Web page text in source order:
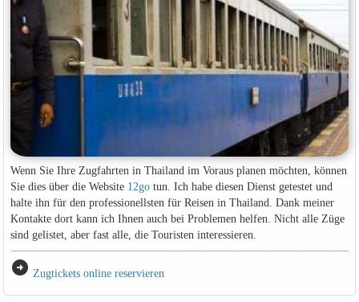
Wenn Sie Ihre Zugfahrten in Thailand im Voraus planen möchten, können
Sie dies über die Website 12gotun. Ich habe diesen Dienst getestet und
halte ihn für den professionellsten für Reisen in Thailand. Dank meiner
Kontakte dort kann ich Ihnen auch bei Problemen helfen. Nicht alle Züge
sind gelistet, aber fast alle, die Touristen interessieren.
arrow_circle_right Zugtickets online reservieren